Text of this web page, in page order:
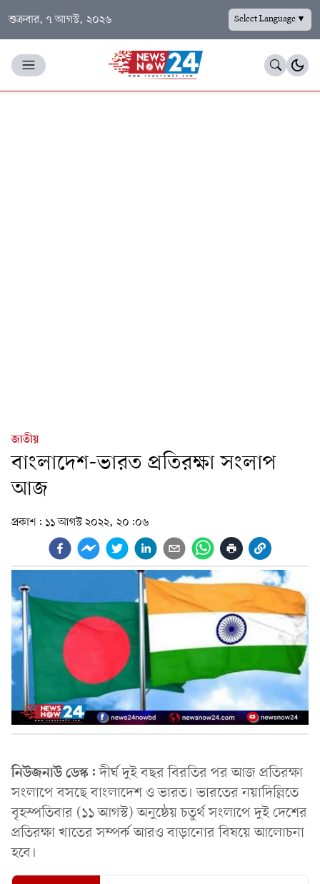
শুক্রবার, ৭ আগস্ট, ২০২৬ Select Language▼
জাতীয়
বাংলাদেশ-ভারত প্রতিরক্ষা সংলাপ
আজ
প্রকাশ: ১১ আগস্ট ২০২২, ২০:০৬
নিউজনাউ ডেস্ক:দীর্ঘ দুই বছর বিরতির পর আজ প্রতিরক্ষা
সংলাপে বসছে বাংলাদেশ ও ভারত। ভারতের নয়াদিল্লিতে
বৃহস্পতিবার (১১ আগস্ট) অনুষ্ঠেয় চতুর্থ সংলাপে দুই দেশের
প্রতিরক্ষা খাতের সম্পর্ক আরও বাড়ানোর বিষয়ে আলোচনা
হবে।